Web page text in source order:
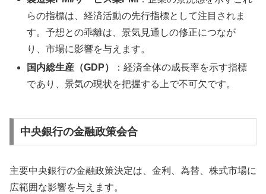
らの指標は、経済活動の先行指標として注目されま
す。予想との乖離は、景気見通しの修正につなが
り、市場に影響を与えます。
国内総生産（GDP）
：経済全体の成長率を示す指標
であり、景気の現状を把握する上で不可欠です。
中央銀行の金融政策会合
主要中央銀行の金融政策決定は、金利、為替、株式市場に
広範囲な影響を与えます。